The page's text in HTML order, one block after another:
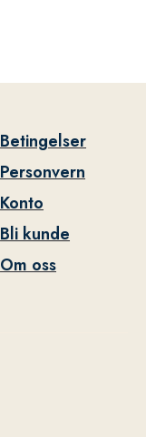
Betingelser
Personvern
Konto
Bli kunde
Om oss